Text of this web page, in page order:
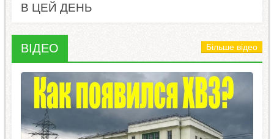
В ЦЕЙ ДЕНЬ
ВІДЕО Більше відео